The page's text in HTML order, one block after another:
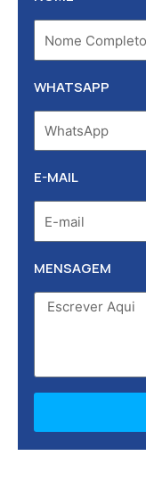
WHATSAPP
E-MAIL
MENSAGEM